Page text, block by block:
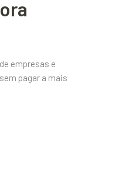
empresas e
pagar a mais